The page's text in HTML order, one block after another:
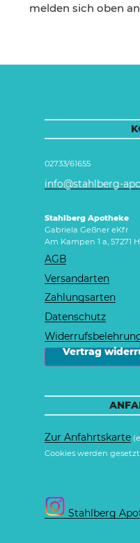
melden sich oben
02733/61655
info@stahlberg-
Stahlberg Apotheke
Gabriela Geßner eKfr
Am Kampen 1 a, 57271
AGB
Versandarten
Zahlungsarten
Datenschutz
Zur Anfahrtskarte
Cookies werden
Stahlberg